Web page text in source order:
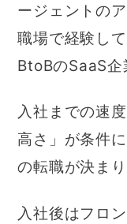
ージェントの
職場で経験し
BtoBのSaaS企
入社までの速
高さ」が条件
の転職が決まり
入社後はフロ